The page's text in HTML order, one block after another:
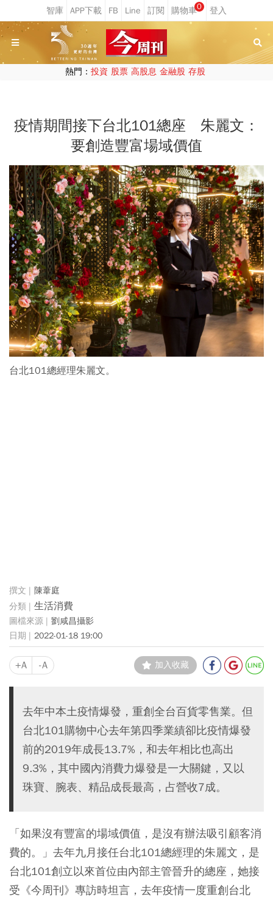
0
熱門： 投資 股票 高股息 金融股 存股
疫情期間接下台北101總座 朱麗文：
要創造豐富場域價值
台北101總經理朱麗文。
陳葦庭
生活消費
劉咸昌攝影
2022-01-18 19:00
+A -A 加入收藏
去年中本土疫情爆發，重創全台百貨零售業。但
台北101購物中心去年第四季業績卻比疫情爆發
前的2019年成長13.7%，和去年相比也高出
9.3%，其中國內消費力爆發是一大關鍵，又以
珠寶、腕表、精品成長最高，占營收7成。
「如果沒有豐富的場域價值，是沒有辦法吸引顧客消
費的。」去年九月接任台北101總經理的朱麗文，是
台北101創立以來首位由內部主管晉升的總座，她接
受《今周刊》專訪時坦言，去年疫情一度重創台北